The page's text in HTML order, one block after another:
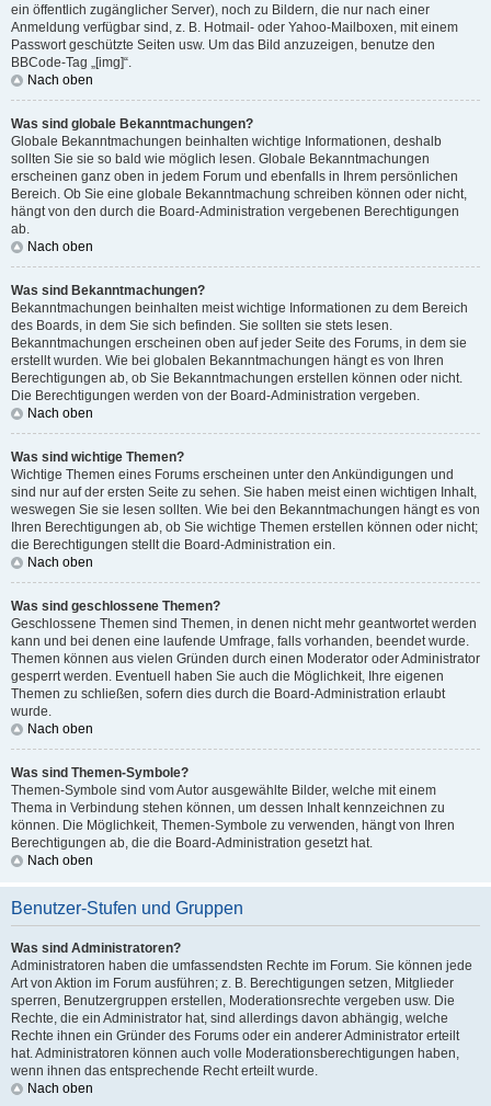
ein öffentlich zugänglicher Server), noch zu Bildern, die nur nach einer
Anmeldung verfügbar sind, z. B. Hotmail- oder Yahoo-Mailboxen, mit einem
Passwort geschützte Seiten usw. Um das Bild anzuzeigen, benutze den
BBCode-Tag „[img]“.
Nach oben
Was sind globale Bekanntmachungen?
Globale Bekanntmachungen beinhalten wichtige Informationen, deshalb
sollten Sie sie so bald wie möglich lesen. Globale Bekanntmachungen
erscheinen ganz oben in jedem Forum und ebenfalls in Ihrem persönlichen
Bereich. Ob Sie eine globale Bekanntmachung schreiben können oder nicht,
hängt von den durch die Board-Administration vergebenen Berechtigungen
ab.
Nach oben
Was sind Bekanntmachungen?
Bekanntmachungen beinhalten meist wichtige Informationen zu dem Bereich
des Boards, in dem Sie sich befinden. Sie sollten sie stets lesen.
Bekanntmachungen erscheinen oben auf jeder Seite des Forums, in dem sie
erstellt wurden. Wie bei globalen Bekanntmachungen hängt es von Ihren
Berechtigungen ab, ob Sie Bekanntmachungen erstellen können oder nicht.
Die Berechtigungen werden von der Board-Administration vergeben.
Nach oben
Was sind wichtige Themen?
Wichtige Themen eines Forums erscheinen unter den Ankündigungen und
sind nur auf der ersten Seite zu sehen. Sie haben meist einen wichtigen Inhalt,
weswegen Sie sie lesen sollten. Wie bei den Bekanntmachungen hängt es von
Ihren Berechtigungen ab, ob Sie wichtige Themen erstellen können oder nicht;
die Berechtigungen stellt die Board-Administration ein.
Nach oben
Was sind geschlossene Themen?
Geschlossene Themen sind Themen, in denen nicht mehr geantwortet werden
kann und bei denen eine laufende Umfrage, falls vorhanden, beendet wurde.
Themen können aus vielen Gründen durch einen Moderator oder Administrator
gesperrt werden. Eventuell haben Sie auch die Möglichkeit, Ihre eigenen
Themen zu schließen, sofern dies durch die Board-Administration erlaubt
wurde.
Nach oben
Was sind Themen-Symbole?
Themen-Symbole sind vom Autor ausgewählte Bilder, welche mit einem
Thema in Verbindung stehen können, um dessen Inhalt kennzeichnen zu
können. Die Möglichkeit, Themen-Symbole zu verwenden, hängt von Ihren
Berechtigungen ab, die die Board-Administration gesetzt hat.
Nach oben
Benutzer-Stufen und Gruppen
Was sind Administratoren?
Administratoren haben die umfassendsten Rechte im Forum. Sie können jede
Art von Aktion im Forum ausführen; z. B. Berechtigungen setzen, Mitglieder
sperren, Benutzergruppen erstellen, Moderationsrechte vergeben usw. Die
Rechte, die ein Administrator hat, sind allerdings davon abhängig, welche
Rechte ihnen ein Gründer des Forums oder ein anderer Administrator erteilt
hat. Administratoren können auch volle Moderationsberechtigungen haben,
wenn ihnen das entsprechende Recht erteilt wurde.
Nach oben